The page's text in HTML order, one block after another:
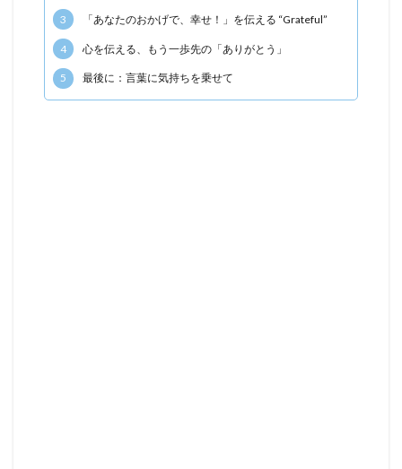
3 「あなたのおかげで、幸せ！」を伝える “Grateful”
4 心を伝える、もう一歩先の「ありがとう」
5 最後に：言葉に気持ちを乗せて